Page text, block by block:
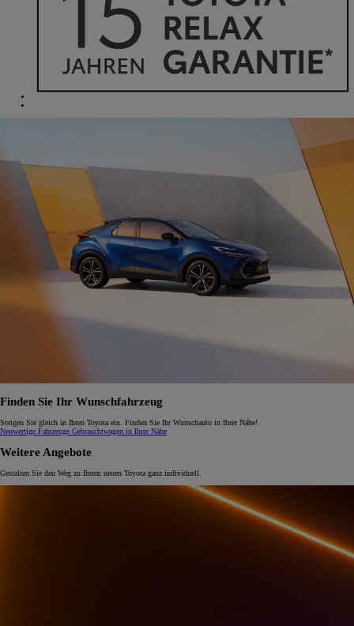
Finden Sie Ihr Wunschfahrzeug
Steigen Sie gleich in Ihren Toyota ein. Finden Sie Ihr Wunschauto in Ihrer Nähe!
Neuwertige Fahrzeuge Gebrauchtwagen in Ihrer Nähe
Weitere Angebote
Gestalten Sie den Weg zu Ihrem neuen Toyota ganz individuell.